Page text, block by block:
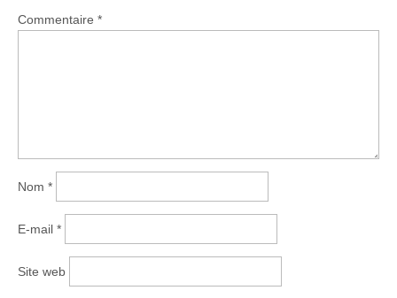
Commentaire *
Nom *
E-mail *
Site web